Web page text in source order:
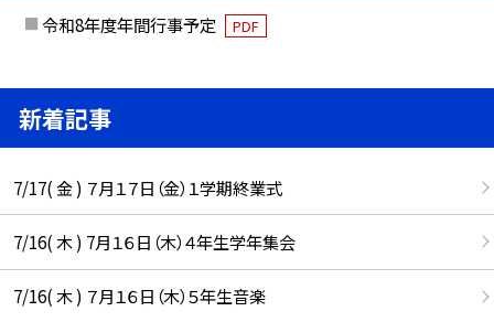
令和8年度年間行事予定 PDF
新着記事
7/17( 金 ) ７月１７日（金）１学期終業式
7/16( 木 ) 7月１６日（木）４年生学年集会
7/16( 木 ) ７月１６日（木）５年生音楽